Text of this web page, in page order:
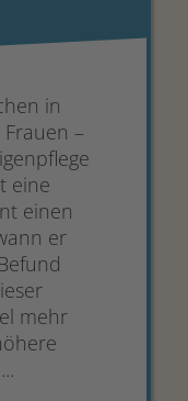
in
–
eine
einen
er
mehr